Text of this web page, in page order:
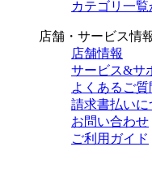
カテゴリ一
店舗・サービス情
店舗情報
サービス&サ
よくあるご質
請求書払いに
お問い合わせ
ご利用ガイド